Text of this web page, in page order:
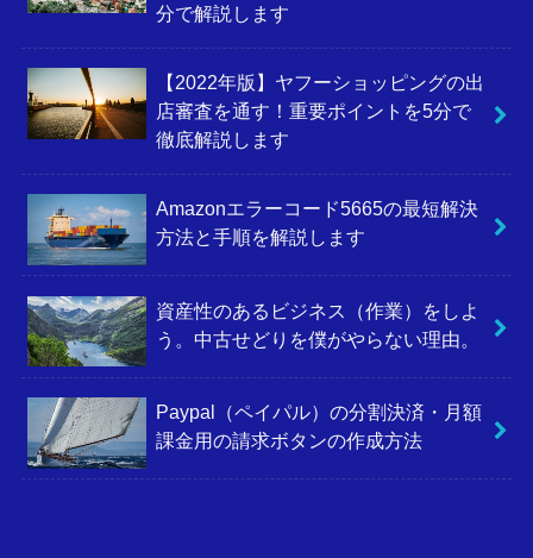
分で解説します
【2022年版】ヤフーショッピングの出
店審査を通す！重要ポイントを5分で
徹底解説します
Amazonエラーコード5665の最短解決
方法と手順を解説します
資産性のあるビジネス（作業）をしよ
う。中古せどりを僕がやらない理由。
Paypal（ペイパル）の分割決済・月額
課金用の請求ボタンの作成方法